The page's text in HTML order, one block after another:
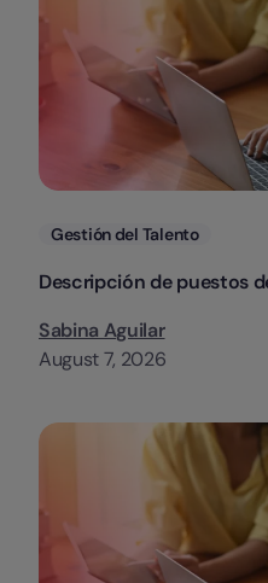
Categorias
Gestión del Talento
Descripción de puestos
Sabina Aguilar
August 7, 2026